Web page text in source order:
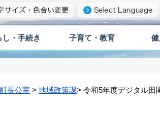
し・手続き 子育て・教育
町長公室 > 地域政策課> 令和5年度デジタル田